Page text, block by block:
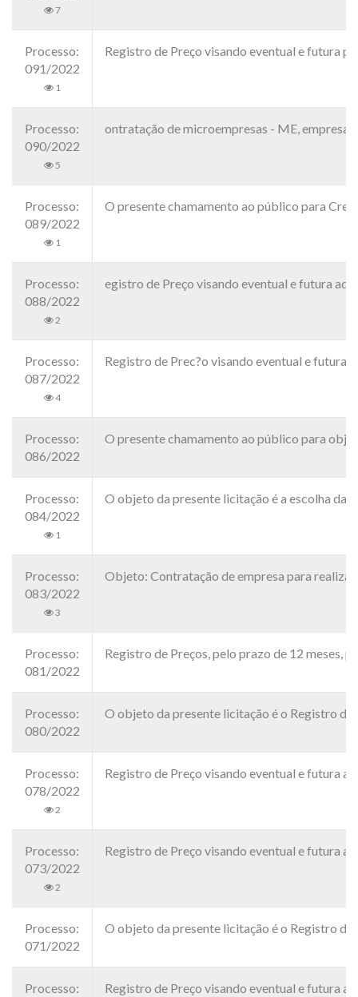
7
Processo:
091/2022
1
Registro de Preço visando eventual e futura
Processo:
090/2022
5
ontratação de microempresas - ME,
Processo:
089/2022
1
O presente chamamento ao público para
Processo:
088/2022
2
egistro de Preço visando eventual e futura
Processo:
087/2022
4
Registro de Prec?o visando eventual e futura
Processo:
086/2022
O presente chamamento ao público para
Processo:
084/2022
1
O objeto da presente licitação é a escolha da
Processo:
083/2022
3
Objeto: Contratação de empresa para
Processo:
081/2022
Registro de Preços, pelo prazo de 12 meses,
Processo:
080/2022
O objeto da presente licitação é o Registro
Processo:
078/2022
2
Registro de Preço visando eventual e futura
Processo:
073/2022
2
Registro de Preço visando eventual e futura
Processo:
071/2022
O objeto da presente licitação é o Registro
Processo:
Registro de Preço visando eventual e futura